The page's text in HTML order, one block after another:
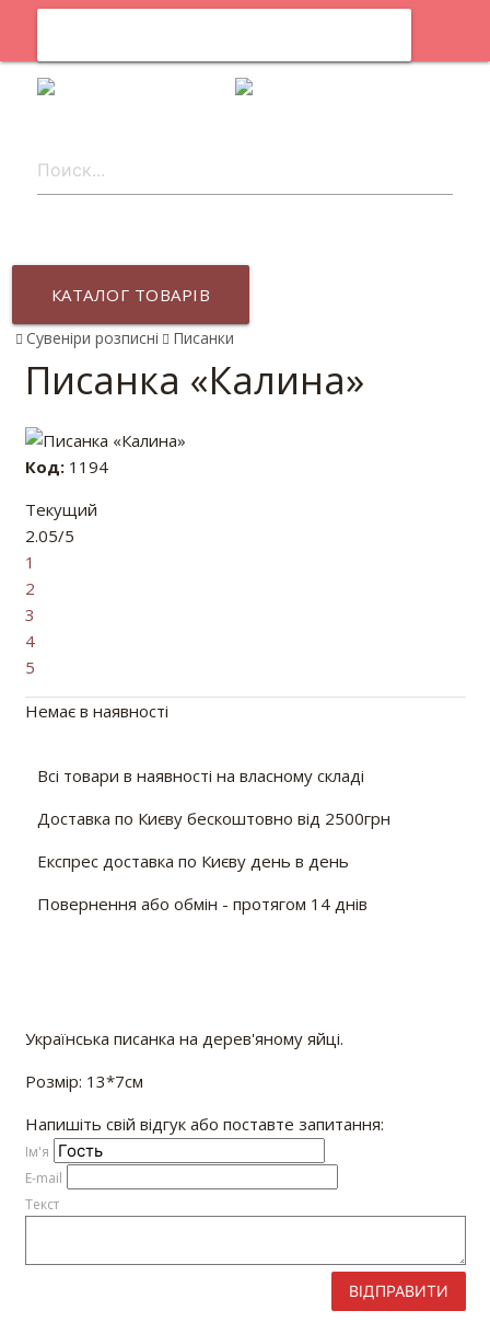
КАТАЛОГ ТОВАРІВ
Сувеніри розписні Писанки
Писанка «Калина»
Код:1194
Текущий
2.05/5
1
2
3
4
5
Немає в наявності
Всі товари в наявності на власному складі
Доставка по Києву бескоштовно від 2500грн
Експрес доставка по Києву день в день
Повернення або обмін - протягом 14 днів
Українська писанка на дерев'яному яйці.
Розмір: 13*7см
Напишіть свій відгук або поставте запитання:
Iм'я
E-mail
Текст
ВІДПРАВИТИ